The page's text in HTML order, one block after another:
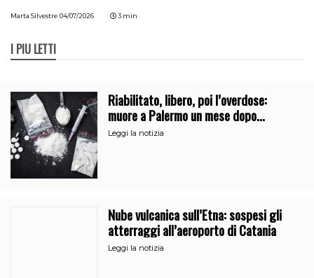
Marta Silvestre 04/07/2026 3 min
I PIÙ LETTI
Riabilitato, libero, poi l’overdose:
muore a Palermo un mese dopo
l’uscita dalla comunità
Leggi la notizia
Nube vulcanica sull’Etna: sospesi gli
atterraggi all’aeroporto di Catania
Leggi la notizia